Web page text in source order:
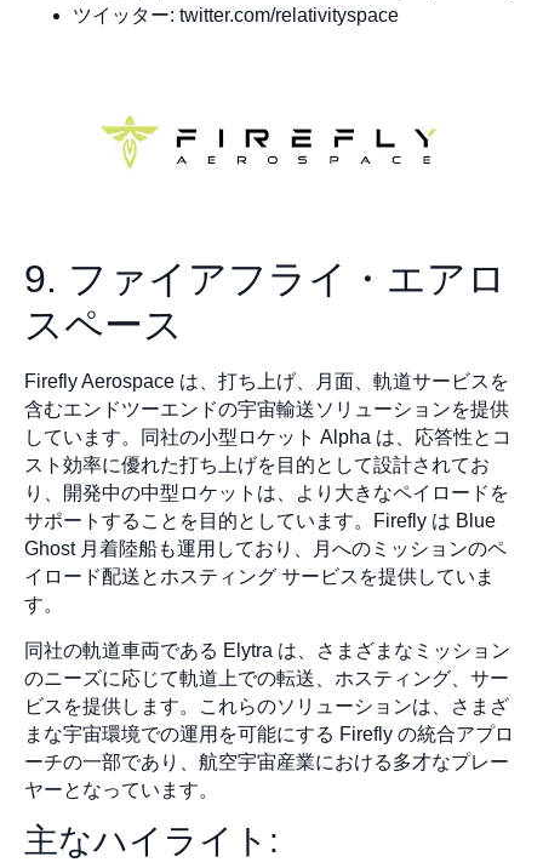
ツイッター: twitter.com/relativityspace
9. ファイアフライ・エアロ
スペース
Firefly Aerospace は、打ち上げ、月面、軌道サービスを
含むエンドツーエンドの宇宙輸送ソリューションを提供
しています。同社の小型ロケット Alpha は、応答性とコ
スト効率に優れた打ち上げを目的として設計されてお
り、開発中の中型ロケットは、より大きなペイロードを
サポートすることを目的としています。Firefly は Blue
Ghost 月着陸船も運用しており、月へのミッションのペ
イロード配送とホスティング サービスを提供していま
す。
同社の軌道車両である Elytra は、さまざまなミッション
のニーズに応じて軌道上での転送、ホスティング、サー
ビスを提供します。これらのソリューションは、さまざ
まな宇宙環境での運用を可能にする Firefly の統合アプロ
ーチの一部であり、航空宇宙産業における多才なプレー
ヤーとなっています。
主なハイライト: